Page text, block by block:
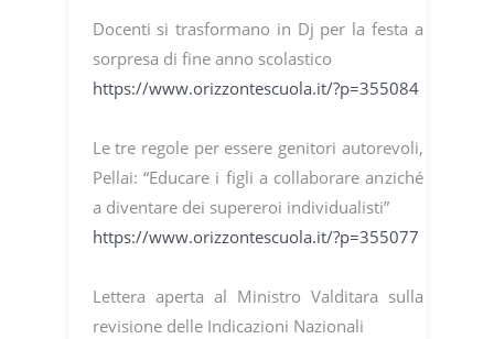
Docenti si trasformano in Dj per la festa a
sorpresa di fine anno scolastico
https://www.orizzontescuola.it/?p=355084
Le tre regole per essere genitori autorevoli,
Pellai: “Educare i figli a collaborare anziché
a diventare dei supereroi individualisti”
https://www.orizzontescuola.it/?p=355077
Lettera aperta al Ministro Valditara sulla
revisione delle Indicazioni Nazionali